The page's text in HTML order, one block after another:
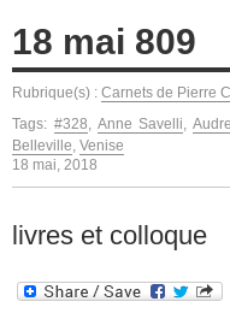
18 mai 809
Rubrique(s) : Carnets de Pierre
Tags: #328, Anne Savelli,
Belleville, Venise
18 mai, 2018
livres et colloque